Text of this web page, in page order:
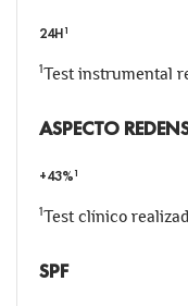
24H1
1Test instrumental
ASPECTO
+43%1
1Test clínico
SPF